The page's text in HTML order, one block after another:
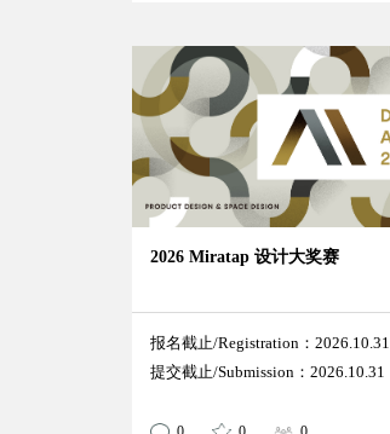
2026 Miratap 设计大奖赛
报名截止/Registration：2026.10.31
提交截止/Submission：2026.10.31